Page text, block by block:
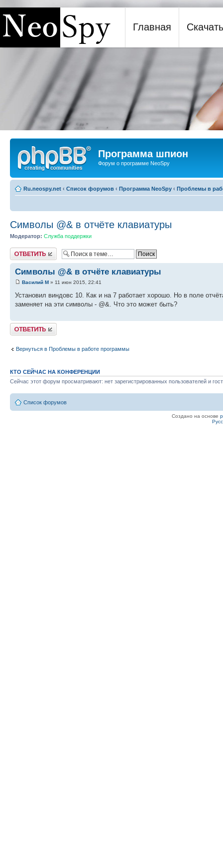
Программа шпион NeoSpy
Главная Скачать
Программа шпион
Форум о программе NeoSpy
Ru.neospy.net ‹ Список форумов ‹ Программа NeoSpy ‹ Проблемы в
Символы @& в отчёте клавиатуры
Модератор: Служба поддержки
Ответить
Символы @& в отчёте клавиатуры
Василий М » 11 июн 2015, 22:41
Установил виндовс 10. Как и на 7 работает хорошо. Но в поле
заменяет на эти символы - @&. Что это может быть?
Ответить
Вернуться в Проблемы в работе программы
КТО СЕЙЧАС НА КОНФЕРЕНЦИИ
Сейчас этот форум просматривают: нет зарегистрированных пользователей и
Список форумов
Создано на основе